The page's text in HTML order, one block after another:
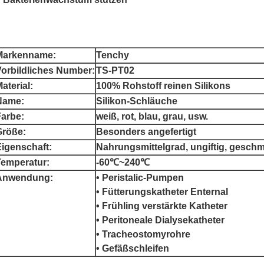
Tenchy
Number:TS-PT02
100% Rohstoff reinen Silikons
Silikon-Schläuche
weiß, rot, blau, grau, usw.
Besonders angefertigt
Nahrungsmittelgrad, ungiftig,
-60℃~240℃
• Peristalic-Pumpen
• Fütterungskatheter Enternal
• Frühling verstärkte Katheter
• Peritoneale Dialysekatheter
• Tracheostomyrohre
• Gefäßschleifen